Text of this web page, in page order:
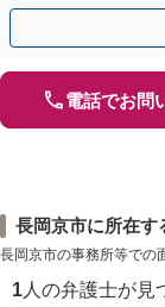
【夜間休日対応可】
電話でお問
長岡京市に所在す
長岡京市の事務所等での
1 人の弁護士が見